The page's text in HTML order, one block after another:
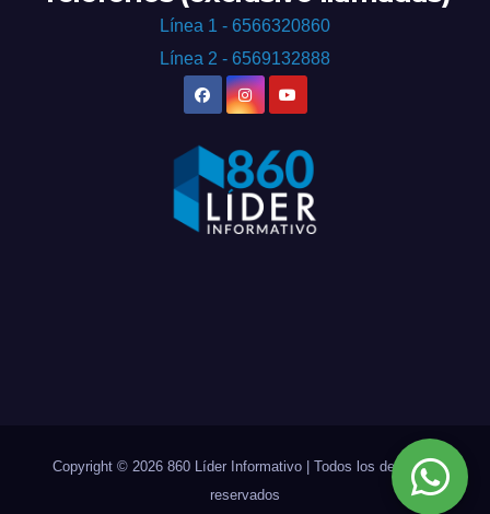
Línea 1 - 6566320860
Línea 2 - 6569132888
Copyright © 2026 860 Líder Informativo | Todos los derechos
reservados